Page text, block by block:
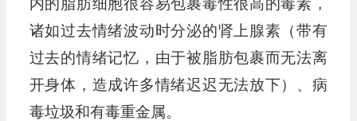
内的脂肪细胞很容易包裹毒性很高的毒素，
诸如过去情绪波动时分泌的肾上腺素（带有
过去的情绪记忆，由于被脂肪包裹而无法离
开身体，造成许多情绪迟迟无法放下）、病
毒垃圾和有毒重金属。